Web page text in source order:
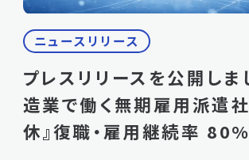
ニュースリリース
プレスリリースを公開しま
造業で働く無期雇用派遣
休』復職・雇用継続率 80%